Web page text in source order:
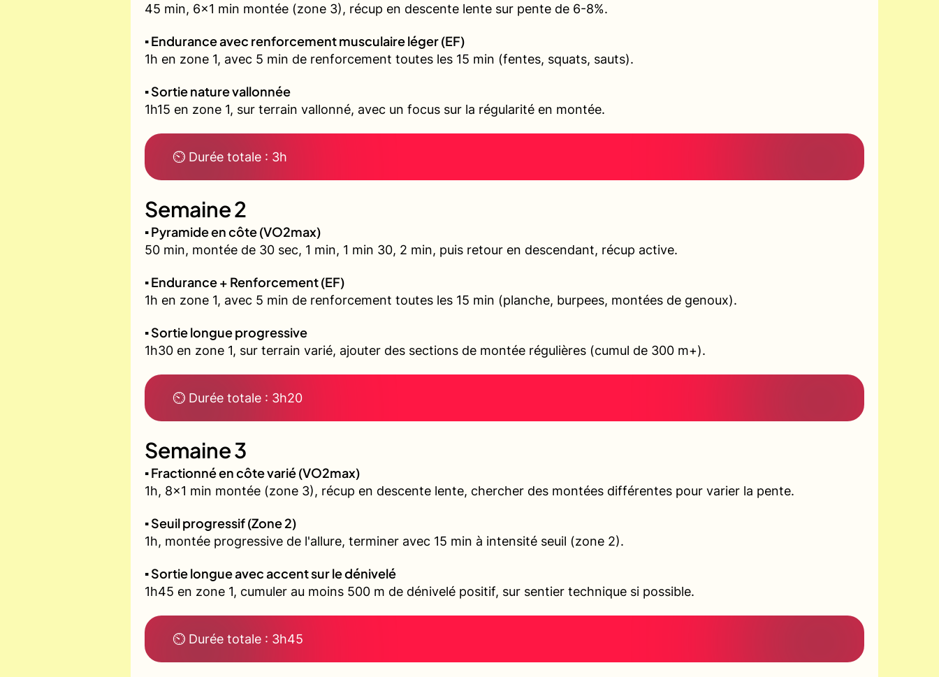
45 min, 6x1 min montée (zone 3), récup en descente lente sur pente de 6-8%.
▪️ Endurance avec renforcement musculaire léger (EF)
1h en zone 1, avec 5 min de renforcement toutes les 15 min (fentes, squats, sauts).
▪️ Sortie nature vallonnée
1h15 en zone 1, sur terrain vallonné, avec un focus sur la régularité en montée.
⏲ Durée totale : 3h
Semaine 2
▪️ Pyramide en côte (VO2max)
50 min, montée de 30 sec, 1 min, 1 min 30, 2 min, puis retour en descendant, récup active.
▪️ Endurance + Renforcement (EF)
1h en zone 1, avec 5 min de renforcement toutes les 15 min (planche, burpees, montées de genoux).
▪️ Sortie longue progressive
1h30 en zone 1, sur terrain varié, ajouter des sections de montée régulières (cumul de 300 m+).
⏲ Durée totale : 3h20
Semaine 3
▪️ Fractionné en côte varié (VO2max)
1h, 8x1 min montée (zone 3), récup en descente lente, chercher des montées différentes pour varier la pente.
▪️ Seuil progressif (Zone 2)
1h, montée progressive de l'allure, terminer avec 15 min à intensité seuil (zone 2).
▪️ Sortie longue avec accent sur le dénivelé
1h45 en zone 1, cumuler au moins 500 m de dénivelé positif, sur sentier technique si possible.
⏲ Durée totale : 3h45